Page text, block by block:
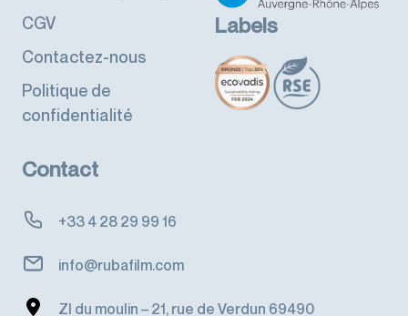
CGV
Contactez-nous
Politique de
confidentialité
Labels
Contact
+33 4 28 29 99 16
info@rubafilm.com
ZI du moulin – 21, rue de Verdun 69490